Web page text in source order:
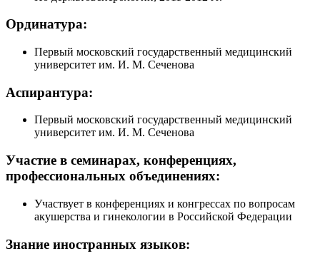
Ординатура:
Первый московский государственный медицинский
университет им. И. М. Сеченова
Аспирантура:
Первый московский государственный медицинский
университет им. И. М. Сеченова
Участие в семинарах, конференциях,
профессиональных объединениях:
Участвует в конференциях и конгрессах по вопросам
акушерства и гинекологии в Российской Федерации
Знание иностранных языков: